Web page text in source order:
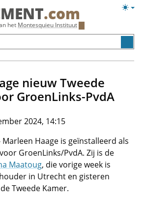
.com
het Montesquieu Instituut
nieuw Tweede
GroenLinks-PvdA
2024, 14:15
Marleen Haage is geïnstalleerd als
GroenLinks/PvdA. Zij is de
Maatoug, die vorige week is
in Utrecht en gisteren
Tweede Kamer.